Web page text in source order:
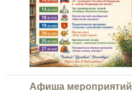
Афиша мероприятий